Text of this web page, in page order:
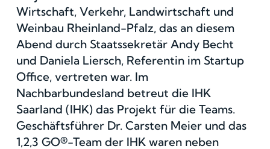
Wirtschaft, Verkehr, Landwirtschaft und
Weinbau Rheinland-Pfalz, das an diesem
Abend durch Staatssekretär Andy Becht
und Daniela Liersch, Referentin im Startup
Office, vertreten war. Im
Nachbarbundesland betreut die IHK
Saarland (IHK) das Projekt für die Teams.
Geschäftsführer Dr. Carsten Meier und das
1,2,3 GO®-Team der IHK waren neben